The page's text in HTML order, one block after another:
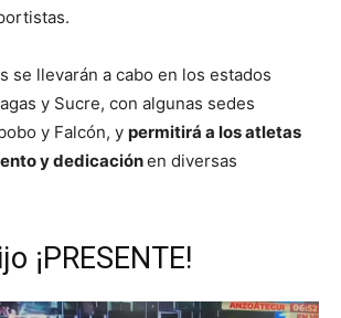
se llevarán a cabo en los estados
y Sucre, con algunas sedes
y Falcón, y permitirá a los atletas
y dedicaciónen diversas
¡PRESENTE!